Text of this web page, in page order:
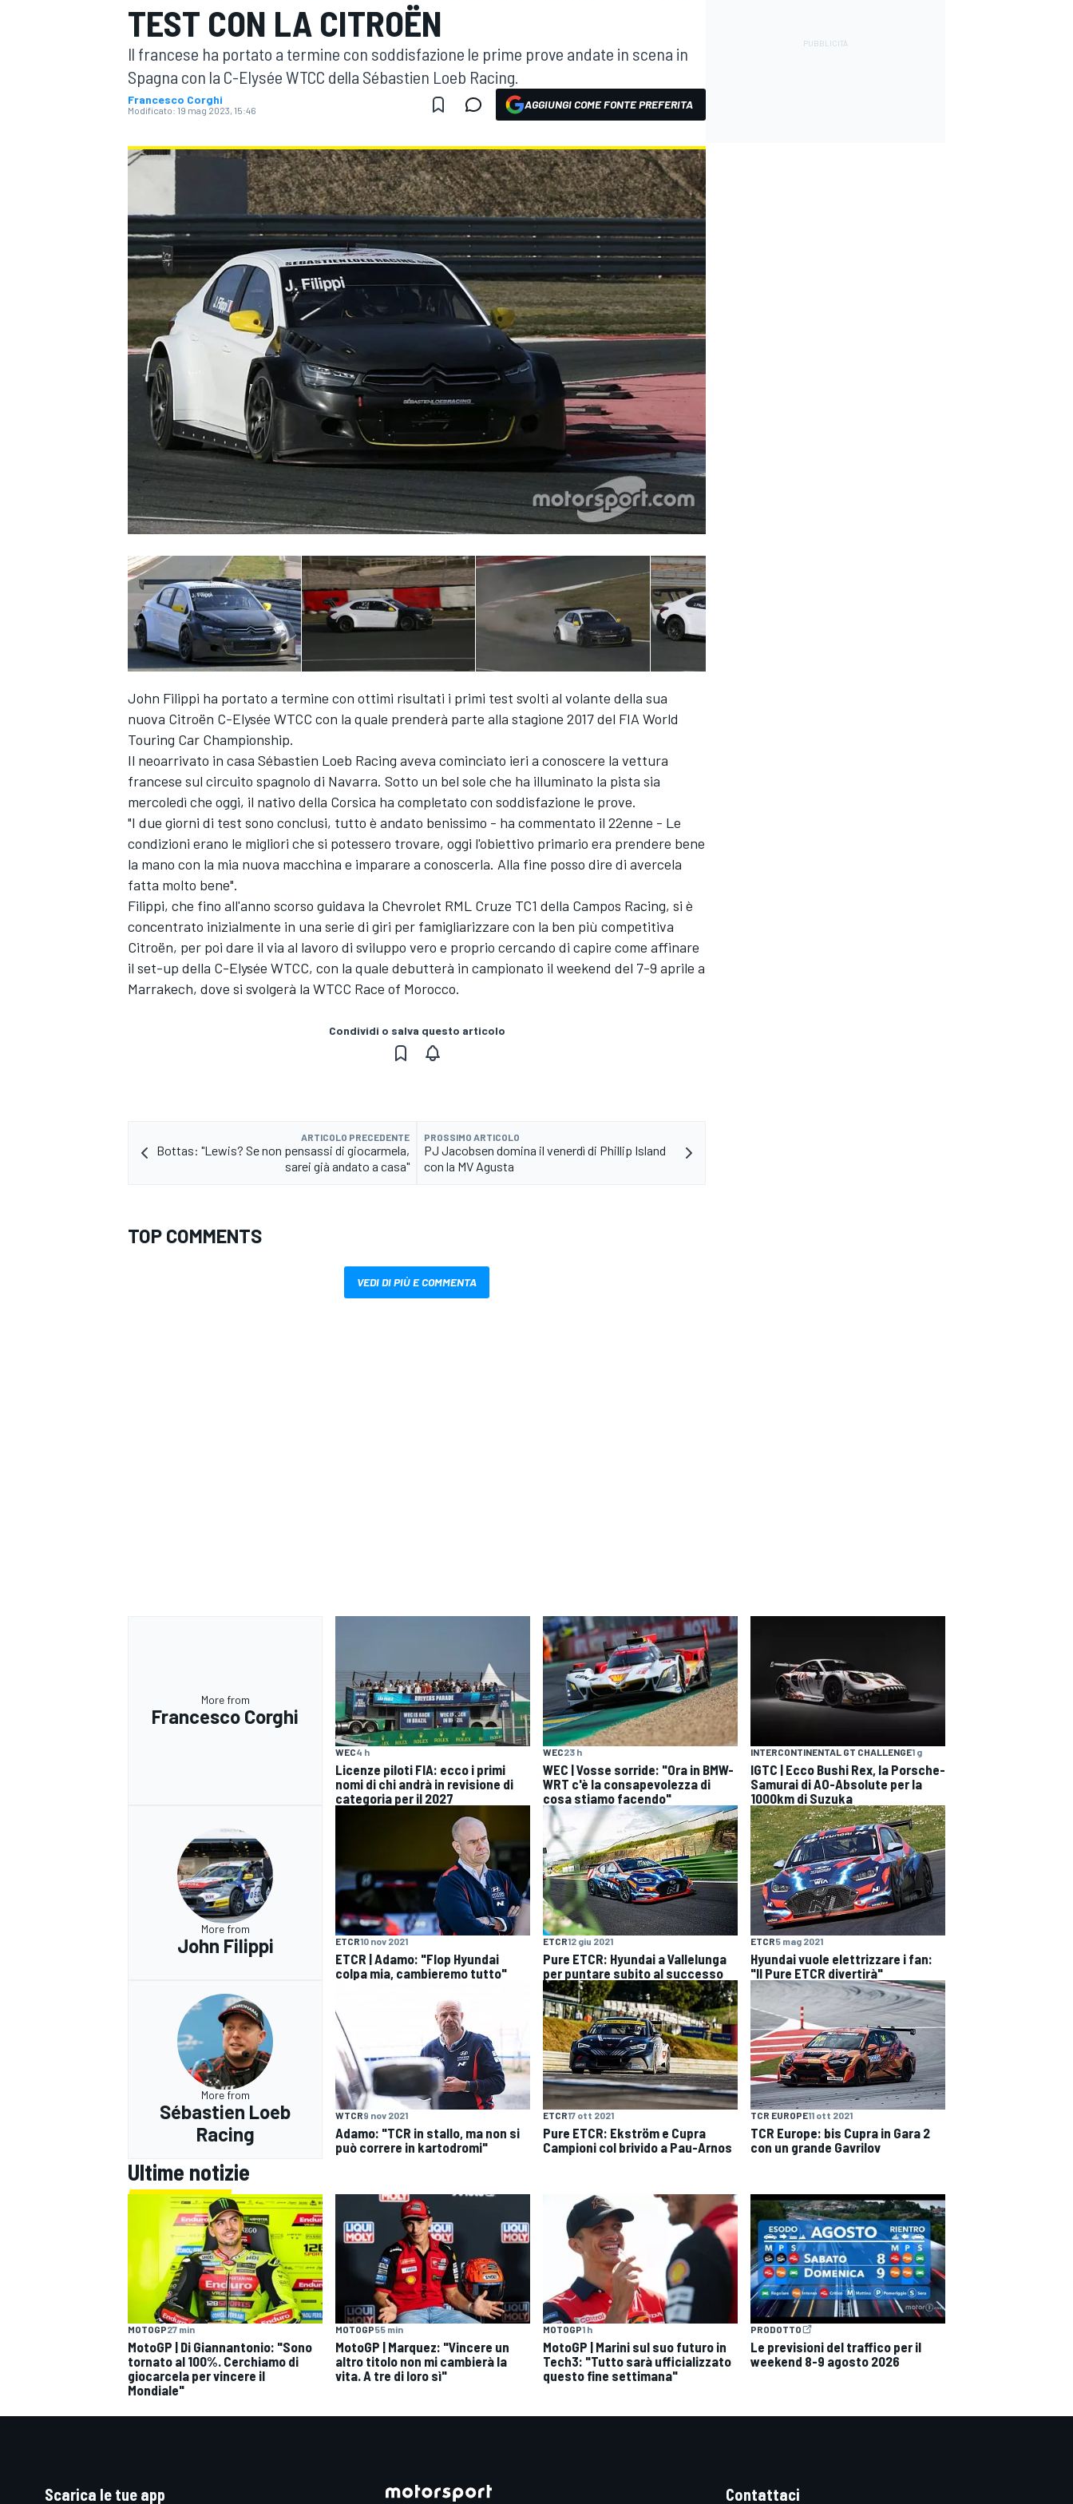
MOTOGP WEC
MONOPOSTO
TEST CON LA CITROËN
Il francese ha portato a termine con soddisfazione le prime prove andate in scena in
Spagna con la C-Elysée WTCC della Sébastien Loeb Racing.
Francesco Corghi
Modificato: 19 mag 2023, 15:46 AGGIUNGI COME FONTE PREFERITA
John Filippi ha portato a termine con ottimi risultati i primi test svolti al volante della sua
nuova Citroën C-Elysée WTCC con la quale prenderà parte alla stagione 2017 del FIA World
Touring Car Championship.
Il neoarrivato in casa Sébastien Loeb Racing aveva cominciato ieri a conoscere la vettura
francese sul circuito spagnolo di Navarra. Sotto un bel sole che ha illuminato la pista sia
mercoledì che oggi, il nativo della Corsica ha completato con soddisfazione le prove.
"I due giorni di test sono conclusi, tutto è andato benissimo - ha commentato il 22enne - Le
condizioni erano le migliori che si potessero trovare, oggi l'obiettivo primario era prendere bene
la mano con la mia nuova macchina e imparare a conoscerla. Alla fine posso dire di avercela
fatta molto bene".
Filippi, che fino all'anno scorso guidava la Chevrolet RML Cruze TC1 della Campos Racing, si è
concentrato inizialmente in una serie di giri per famigliarizzare con la ben più competitiva
Citroën, per poi dare il via al lavoro di sviluppo vero e proprio cercando di capire come affinare
il set-up della C-Elysée WTCC, con la quale debutterà in campionato il weekend del 7-9 aprile a
Marrakech, dove si svolgerà la WTCC Race of Morocco.
Condividi o salva questo articolo
ARTICOLO PRECEDENTE
Bottas: "Lewis? Se non pensassi di giocarmela,
sarei già andato a casa"
PROSSIMO ARTICOLO
PJ Jacobsen domina il venerdì di Phillip Island
con la MV Agusta
TOP COMMENTS
VEDI DI PIÙ E COMMENTA
More from
Francesco Corghi
WEC4 h
Licenze piloti FIA: ecco i primi
nomi di chi andrà in revisione di
categoria per il 2027
WEC23 h
WEC | Vosse sorride: "Ora in BMW-
WRT c'è la consapevolezza di
cosa stiamo facendo"
INTERCONTINENTAL GT CHALLENGE1 g
IGTC | Ecco Bushi Rex, la Porsche-
Samurai di AO-Absolute per la
1000km di Suzuka
More from
John Filippi ETCR10 nov 2021
ETCR | Adamo: "Flop Hyundai
colpa mia, cambieremo tutto"
ETCR12 giu 2021
Pure ETCR: Hyundai a Vallelunga
per puntare subito al successo
ETCR5 mag 2021
Hyundai vuole elettrizzare i fan:
"Il Pure ETCR divertirà"
More from
Sébastien Loeb
Racing
WTCR9 nov 2021
Adamo: "TCR in stallo, ma non si
può correre in kartodromi"
ETCR17 ott 2021
Pure ETCR: Ekström e Cupra
Campioni col brivido a Pau-Arnos
TCR EUROPE11 ott 2021
TCR Europe: bis Cupra in Gara 2
con un grande Gavrilov
Ultime notizie
MOTOGP27 min
MotoGP | Di Giannantonio: "Sono
tornato al 100%. Cerchiamo di
giocarcela per vincere il
Mondiale"
MOTOGP55 min
MotoGP | Marquez: "Vincere un
altro titolo non mi cambierà la
vita. A tre di loro sì"
MOTOGP1 h
MotoGP | Marini sul suo futuro in
Tech3: "Tutto sarà ufficializzato
questo fine settimana"
PRODOTTO
Le previsioni del traffico per il
weekend 8-9 agosto 2026
Scarica le tue app Contattaci